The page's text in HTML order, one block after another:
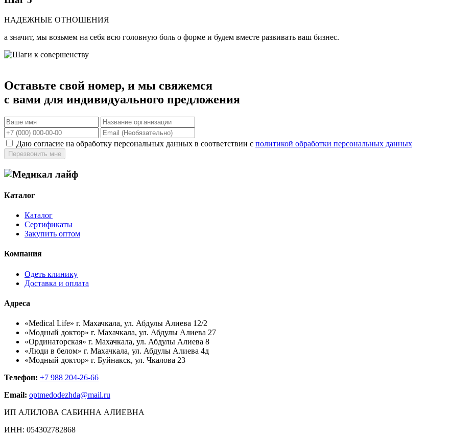
НАДЕЖНЫЕ ОТНОШЕНИЯ
а значит, мы возьмем на себя всю головную боль о форме и будем вместе развивать ваш бизнес.
Оставьте свой номер, и мы свяжемся
с вами для индивидуального предложения
Даю согласие на обработку персональных данных в соответствии с политикой обработки персональных данных
Перезвонить мне
Каталог
Каталог
Сертификаты
Закупить оптом
Компания
Одеть клинику
Доставка и оплата
Адреса
«Medical Life» г. Махачкала, ул. Абдулы Алиева 12/2
«Модный доктор» г. Махачкала, ул. Абдулы Алиева 27
«Ординаторская» г. Махачкала, ул. Абдулы Алиева 8
«Люди в белом» г. Махачкала, ул. Абдулы Алиева 4д
«Модный доктор» г. Буйнакск, ул. Чкалова 23
Телефон: +7 988 204-26-66
Email: optmedodezhda@mail.ru
ИП АЛИЛОВА САБИННА АЛИЕВНА
ИНН: 054302782868